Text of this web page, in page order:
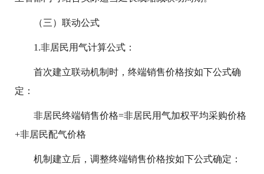
（三）联动公式
1.非居民用气计算公式：
首次建立联动机制时，终端销售价格按如下公式确
定：
非居民终端销售价格=非居民用气加权平均采购价格
+非居民配气价格
机制建立后，调整终端销售价格按如下公式确定：